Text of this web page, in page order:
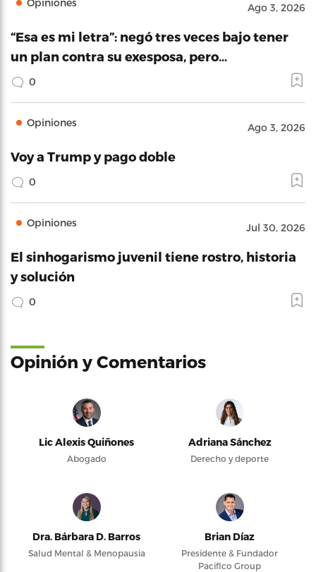
Opiniones Ago 3, 2026
“Esa es mi letra”: negó tres veces bajo tener
un plan contra su exesposa, pero…
0
Opiniones Ago 3, 2026
Voy a Trump y pago doble
0
Opiniones Jul 30, 2026
El sinhogarismo juvenil tiene rostro, historia
y solución
0
Opinión y Comentarios
Lic Alexis Quiñones
Abogado
Adriana Sánchez
Derecho y deporte
Dra. Bárbara D. Barros
Salud Mental & Menopausia
Brian Díaz
Presidente & Fundador
Pacifico Group